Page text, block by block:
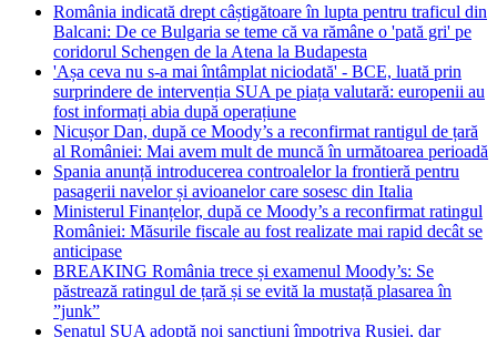
România indicată drept câștigătoare în lupta pentru traficul din
Balcani: De ce Bulgaria se teme că va rămâne o 'pată gri' pe
coridorul Schengen de la Atena la Budapesta
'Așa ceva nu s-a mai întâmplat niciodată' - BCE, luată prin
surprindere de intervenția SUA pe piața valutară: europenii au
fost informați abia după operațiune
Nicușor Dan, după ce Moody’s a reconfirmat rantigul de țară
al României: Mai avem mult de muncă în următoarea perioadă
Spania anunță introducerea controalelor la frontieră pentru
pasagerii navelor și avioanelor care sosesc din Italia
Ministerul Finanțelor, după ce Moody’s a reconfirmat ratingul
României: Măsurile fiscale au fost realizate mai rapid decât se
anticipase
BREAKING România trece și examenul Moody’s: Se
păstrează ratingul de țară și se evită la mustață plasarea în
”junk”
Senatul SUA adoptă noi sancțiuni împotriva Rusiei, dar